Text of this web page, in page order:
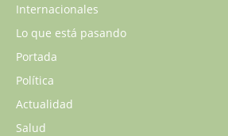
Internacionales
Lo que está pasando
Portada
Política
Actualidad
Salud